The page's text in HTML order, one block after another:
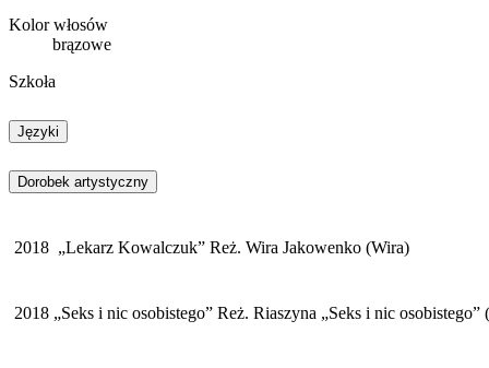
Kolor włosów
brązowe
Szkoła
Języki
Dorobek artystyczny
2018 „Lekarz Kowalczuk” Reż. Wira Jakowenko (Wira)
2018 „Seks i nic osobistego” Reż. Riaszyna „Seks i nic osobistego”